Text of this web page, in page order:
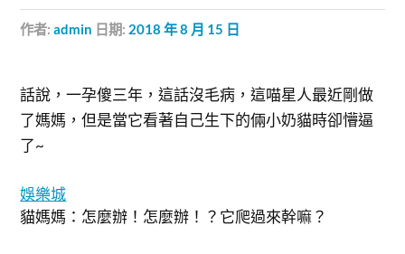
作者:admin 日期: 2018 年 8 月 15 日
話說，一孕傻三年，這話沒毛病，這喵星人最近剛做
了媽媽，但是當它看著自己生下的倆小奶貓時卻懵逼
了~
娛樂城
貓媽媽：怎麼辦！怎麼辦！？它爬過來幹嘛？